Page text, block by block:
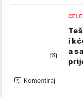
i
a
Komentiraj